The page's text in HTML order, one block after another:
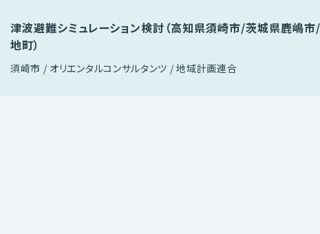
津波避難シミュレーション検討（高知県須崎市/茨城県鹿嶋
地町）
須崎市 / オリエンタルコンサルタンツ / 地域計画連合